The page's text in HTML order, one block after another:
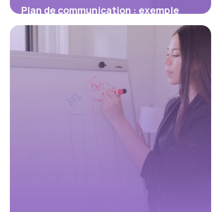
Plan de communication : exemple
concret, modèle à copier et méthode
pas à pas
12 mai 2026